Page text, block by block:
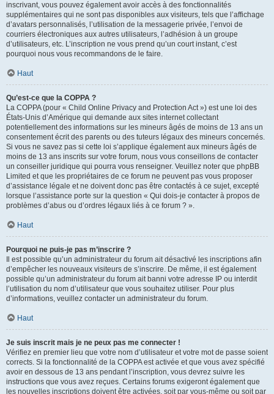
inscrivant, vous pouvez également avoir accès à des fonctionnalités
supplémentaires qui ne sont pas disponibles aux visiteurs, tels que l’affichage
d’avatars personnalisés, l’utilisation de la messagerie privée, l’envoi de
courriers électroniques aux autres utilisateurs, l’adhésion à un groupe
d’utilisateurs, etc. L’inscription ne vous prend qu’un court instant, c’est
pourquoi nous vous recommandons de le faire.
Haut
Qu’est-ce que la COPPA ?
La COPPA (pour « Child Online Privacy and Protection Act ») est une loi des
États-Unis d’Amérique qui demande aux sites internet collectant
potentiellement des informations sur les mineurs âgés de moins de 13 ans un
consentement écrit des parents ou des tuteurs légaux des mineurs concernés.
Si vous ne savez pas si cette loi s’applique également aux mineurs âgés de
moins de 13 ans inscrits sur votre forum, nous vous conseillons de contacter
un conseiller juridique qui pourra vous renseigner. Veuillez noter que phpBB
Limited et que les propriétaires de ce forum ne peuvent pas vous proposer
d’assistance légale et ne doivent donc pas être contactés à ce sujet, excepté
lorsque l’assistance porte sur la question « Qui dois-je contacter à propos de
problèmes d’abus ou d’ordres légaux liés à ce forum ? ».
Haut
Pourquoi ne puis-je pas m’inscrire ?
Il est possible qu’un administrateur du forum ait désactivé les inscriptions afin
d’empêcher les nouveaux visiteurs de s’inscrire. De même, il est également
possible qu’un administrateur du forum ait banni votre adresse IP ou interdit
l’utilisation du nom d’utilisateur que vous souhaitez utiliser. Pour plus
d’informations, veuillez contacter un administrateur du forum.
Haut
Je suis inscrit mais je ne peux pas me connecter !
Vérifiez en premier lieu que votre nom d’utilisateur et votre mot de passe soient
corrects. Si la fonctionnalité de la COPPA est activée et que vous avez spécifié
avoir en dessous de 13 ans pendant l’inscription, vous devrez suivre les
instructions que vous avez reçues. Certains forums exigeront également que
les nouvelles inscriptions doivent être activées, soit par vous-même ou soit par